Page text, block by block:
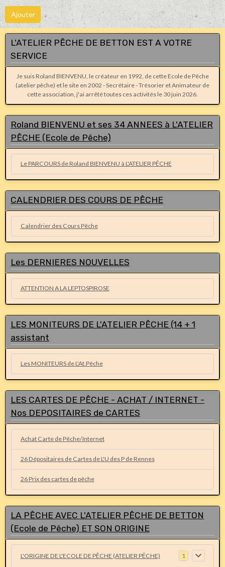
Ajouter
L'ATELIER PÊCHE DE BETTON EST A VOTRE
SERVICE
Je suis Roland BIENVENU, le créateur en 1992, de cette Ecole de Pêche
(atelier pêche) et le site en 2002 - Secrétaire - Trésorier et Animateur de
cette association, j'ai arrêté toutes ces activités le 30 juin 2026.
Roland BIENVENU et ses 34 ANNEES à L'ATELIER
PÊCHE (Ecole de Pêche)
Le PARCOURS de Roland BIENVENU à L'ATELIER PÊCHE
CALENDRIER DES COURS DE PÊCHE
Calendrier des Cours Pêche
Les DERNIERES NOUVELLES
ATTENTION A LA LEPTOSPIROSE
LES MONITEURS DE L'ATELIER PÊCHE (14 + 1
assistant
Les MONITEURS de L'At.Pêche
LES CARTES DE PÊCHE - ACHAT / INTERNET -
Nos DEPOSITAIRES de CARTES
Achat Carte de Pêche/Internet
26 Dépositaires de Cartes de L'U des P de Rennes
26 Prix des cartes de pêche
LA PÊCHE AVEC L'ATELIER PÊCHE DE BETTON
(Ecole de Pêche) ET SON ORIGINE
L'ORIGINE DE L'ECOLE DE PÊCHE (ATELIER PÊCHE) 1